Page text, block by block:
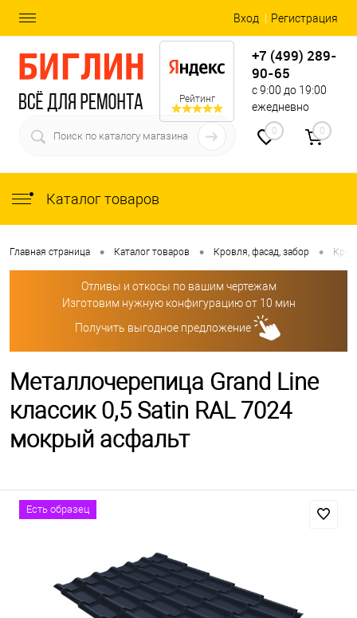
Вход Регистрация
Рейтинг
+7 (499) 289-
90-65
с 9:00 до 19:00
ежедневно
0 0
Каталог товаров
Главная страница • Каталог товаров • Кровля, фасад, забор •
Отливы и откосы по вашим чертежам
Изготовим нужную конфигурацию от 10 мин
Получить выгодное предложение
Металлочерепица Grand Line
классик 0,5 Satin RAL 7024
мокрый асфальт
Есть образец